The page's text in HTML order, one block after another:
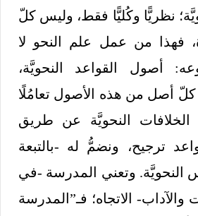
نظريًّا وكُليًّا فقط، وليس كلّ
فهذا من عمل علم النحو لا
أصول القواعد النحويَّة،
أصل من هذه الأصول تعامُلًا
الخلافات النحويَّة عن طريق
ترجيح، ونضمُّ له -بالتبعة
النحويَّة. وتعني المدرسة -في
والآداب- الاتجاه؛ فـ”المدرسة